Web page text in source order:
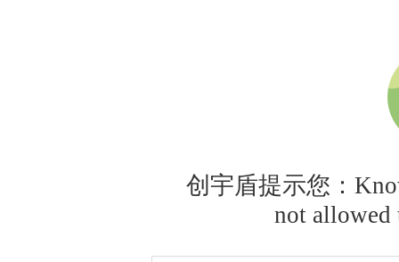
创宇盾提示您：
not